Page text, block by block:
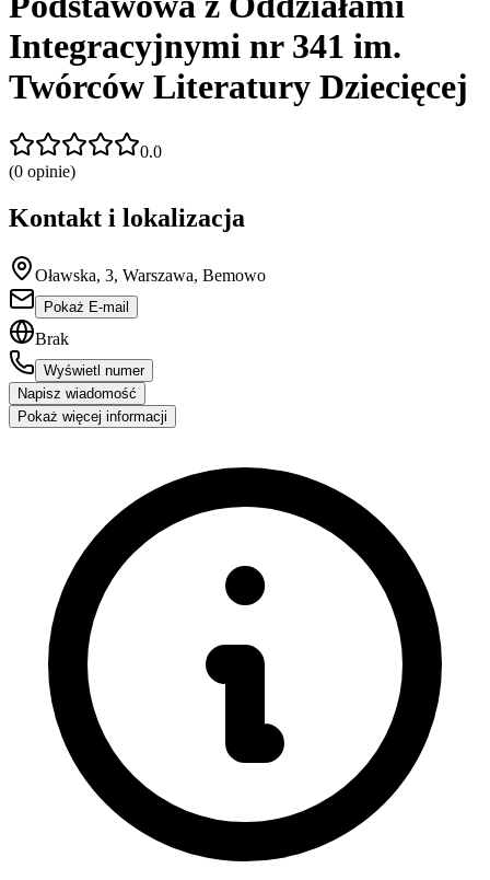
Integracyjnymi nr 341 im.
Twórców Literatury Dziecięcej
0.0
(0 opinie)
Kontakt i lokalizacja
Oławska, 3, Warszawa, Bemowo
Pokaż E-mail
Brak
Wyświetl numer
Napisz wiadomość
Pokaż więcej informacji